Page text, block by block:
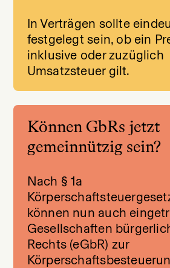
In Verträgen sollte
festgelegt sein, ob ein
inklusive oder zuzüglich
Umsatzsteuer gilt.
Können GbRs jetzt
gemeinnützig sein?
Nach § 1a
können nun auch
Gesellschaften
Rechts (eGbR) zur